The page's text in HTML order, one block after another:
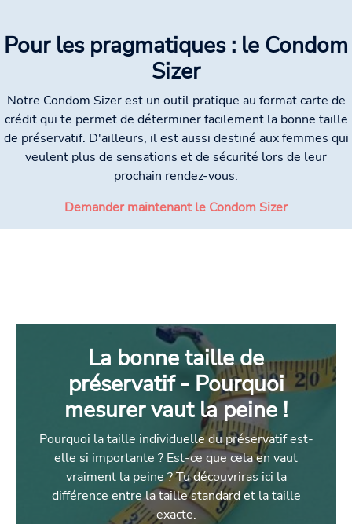
Pour les pragmatiques : le Condom
Sizer
Notre Condom Sizer est un outil pratique au format carte de
crédit qui te permet de déterminer facilement la bonne taille
de préservatif. D'ailleurs, il est aussi destiné aux femmes qui
veulent plus de sensations et de sécurité lors de leur
prochain rendez-vous.
Demander maintenant le Condom Sizer
La bonne taille de
préservatif - Pourquoi
mesurer vaut la peine !
Pourquoi la taille individuelle du préservatif est-
elle si importante ? Est-ce que cela en vaut
vraiment la peine ? Tu découvriras ici la
différence entre la taille standard et la taille
exacte.